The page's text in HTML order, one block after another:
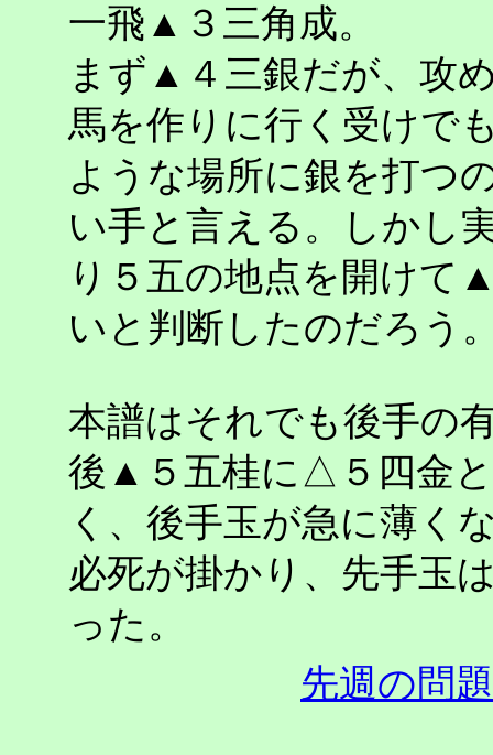
一飛▲３三角成。
まず▲４三銀だが、攻
馬を作りに行く受けで
ような場所に銀を打つ
い手と言える。しかし
り５五の地点を開けて
いと判断したのだろう
本譜はそれでも後手の
後▲５五桂に△５四金
く、後手玉が急に薄く
必死が掛かり、先手玉
った。
先週の問